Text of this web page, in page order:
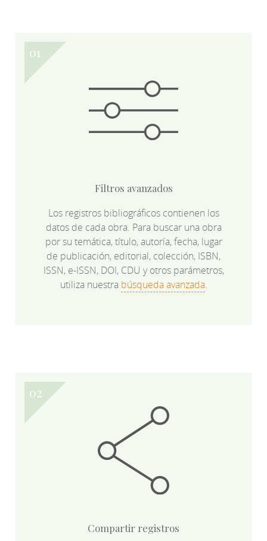
Filtros avanzados
Los registros bibliográficos contienen los
datos de cada obra. Para buscar una obra
por su temática, título, autoría, fecha, lugar
de publicación, editorial, colección, ISBN,
ISSN, e-ISSN, DOI, CDU y otros parámetros,
utiliza nuestra búsqueda avanzada.
Compartir registros